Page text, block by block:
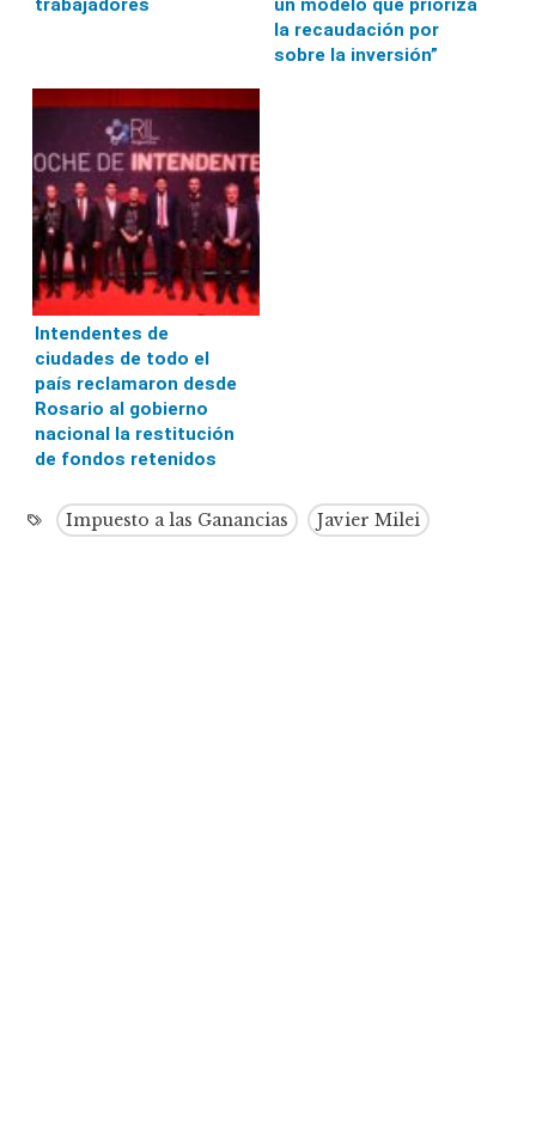
trabajadores
un modelo que prioriza
la recaudación por
sobre la inversión”
Intendentes de
ciudades de todo el
país reclamaron desde
Rosario al gobierno
nacional la restitución
de fondos retenidos
Impuesto a las Ganancias Javier Milei